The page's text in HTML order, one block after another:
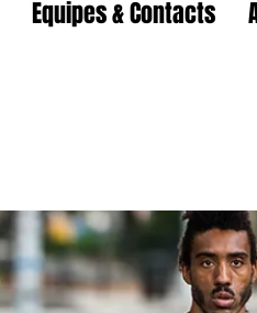
Equipes & Contacts